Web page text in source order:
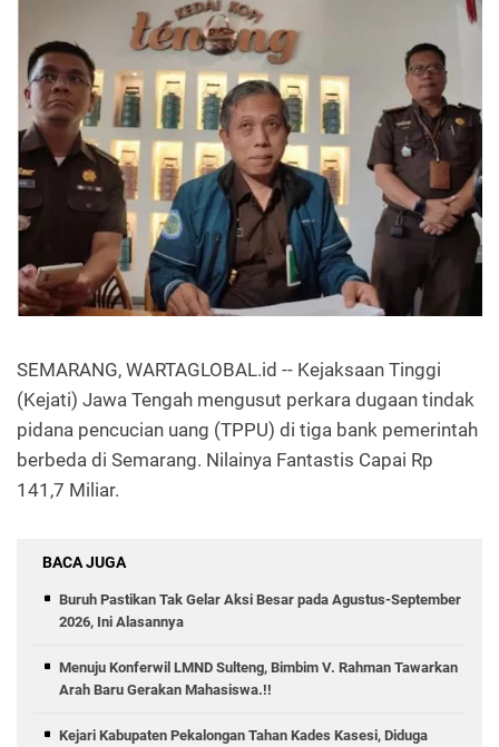
SEMARANG, WARTAGLOBAL.id -- Kejaksaan Tinggi
(Kejati) Jawa Tengah mengusut perkara dugaan tindak
pidana pencucian uang (TPPU) di tiga bank pemerintah
berbeda di Semarang. Nilainya Fantastis Capai Rp
141,7 Miliar.
BACA JUGA
Buruh Pastikan Tak Gelar Aksi Besar pada Agustus-September
2026, Ini Alasannya
Menuju Konferwil LMND Sulteng, Bimbim V. Rahman Tawarkan
Arah Baru Gerakan Mahasiswa.!!
Kejari Kabupaten Pekalongan Tahan Kades Kasesi, Diduga